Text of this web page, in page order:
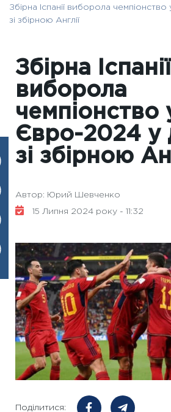
Збірна Іспанії виборола
зі збірною Англії
Збірна Іспанії
виборола
чемпіонство
Євро-2024 у
зі збірною
Автор: Юрий Шевченко
15 Липня 2024 року - 11:32
Поділитися: